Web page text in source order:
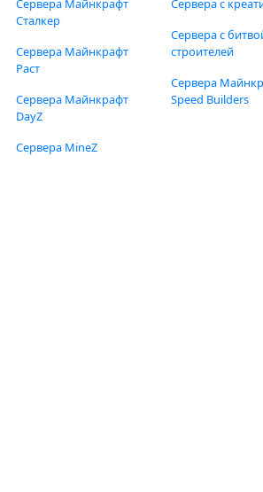
Сервера Майнкрафт
Сталкер
Сервера Майнкрафт
Раст
Сервера Майнкрафт
DayZ
Сервера MineZ
Сервера с
Сервера с
строителей
Сервера
Speed Builders